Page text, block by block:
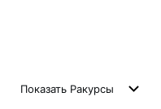
Показать Ракурсы